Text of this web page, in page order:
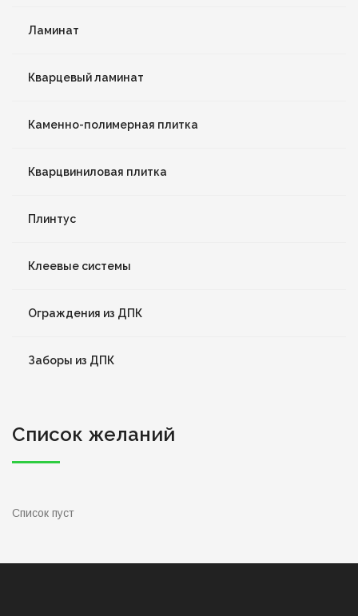
Ламинат
Кварцевый ламинат
Каменно-полимерная плитка
Кварцвиниловая плитка
Плинтус
Клеевые системы
Ограждения из ДПК
Заборы из ДПК
Список желаний
Список пуст